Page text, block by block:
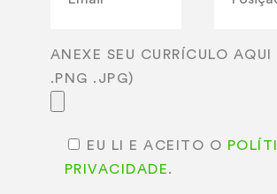
ANEXE SEU CURRÍCULO AQUI
.PNG .JPG)
EU LI E ACEITO O
PRIVACIDADE.